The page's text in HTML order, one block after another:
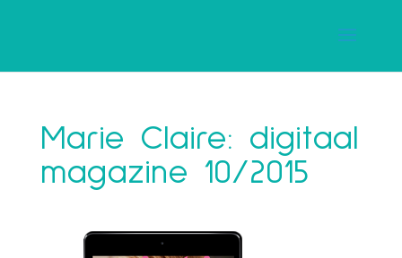
Marie Claire: digitaal
magazine 10/2015